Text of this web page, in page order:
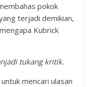
pokok
terjadi demikian,
Kubrick
tukang kritik.
mencari ulasan